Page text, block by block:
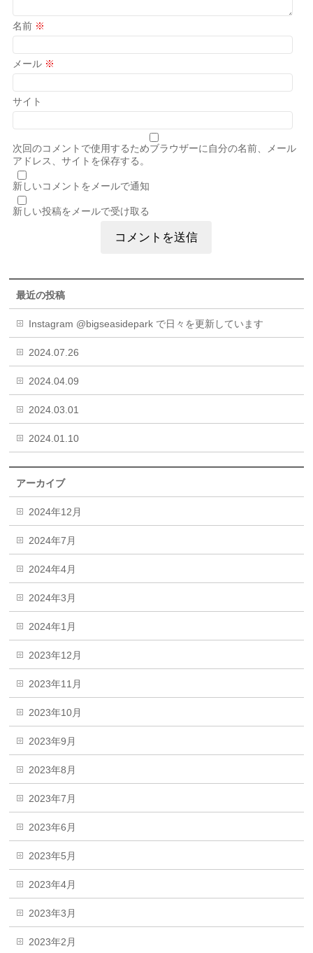
名前 ※
メール ※
サイト
次回のコメントで使用するためブラウザーに自分の名前、メール
アドレス、サイトを保存する。
新しいコメントをメールで通知
新しい投稿をメールで受け取る
最近の投稿
Instagram @bigseasidepark で日々を更新しています
2024.07.26
2024.04.09
2024.03.01
2024.01.10
アーカイブ
2024年12月
2024年7月
2024年4月
2024年3月
2024年1月
2023年12月
2023年11月
2023年10月
2023年9月
2023年8月
2023年7月
2023年6月
2023年5月
2023年4月
2023年3月
2023年2月